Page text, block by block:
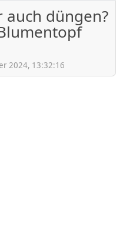
auch düngen?
2024, 13:32:16